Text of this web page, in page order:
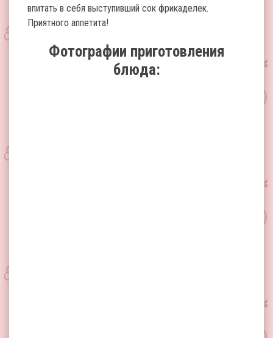
впитать в себя выступивший сок фрикаделек.
Приятного аппетита!
Фотографии приготовления
блюда: